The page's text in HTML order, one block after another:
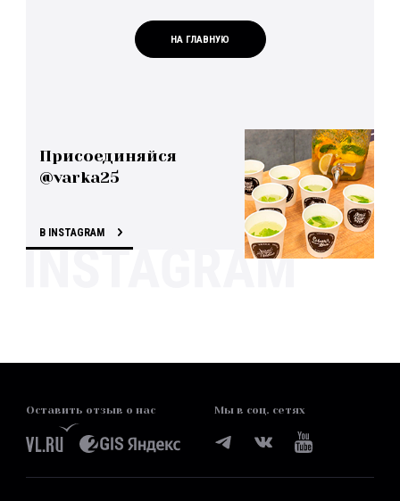
НА ГЛАВНУЮ
Присоединяйся
@varka25
В INSTAGRAM
Оставить отзыв о нас Мы в соц. сетях